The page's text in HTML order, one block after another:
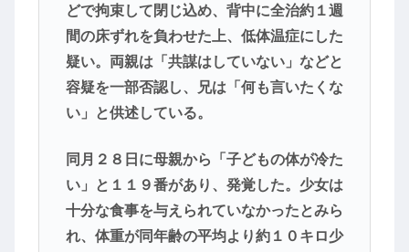
どで拘束して閉じ込め、背中に全治約１週
間の床ずれを負わせた上、低体温症にした
疑い。両親は「共謀はしていない」などと
容疑を一部否認し、兄は「何も言いたくな
い」と供述している。
同月２８日に母親から「子どもの体が冷た
い」と１１９番があり、発覚した。少女は
十分な食事を与えられていなかったとみら
れ、体重が同年齢の平均より約１０キロ少